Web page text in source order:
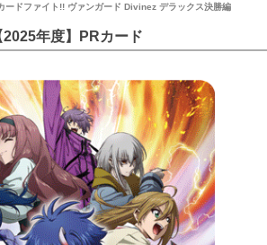
ードファイト!! ヴァンガード Divinez デラックス決勝編
2025年度】PRカード